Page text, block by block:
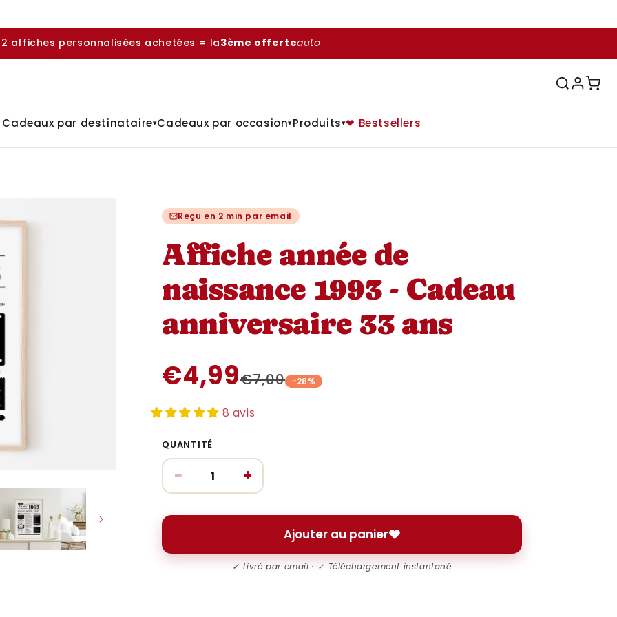
2 affiches personnalisées achetées = la3ème offerteauto
Cadeaux par destinataire▾Cadeaux par occasion▾Produits▾❤ Bestsellers
Reçu en 2 min par email
Affiche année de
naissance 1993 - Cadeau
anniversaire 33 ans
€4,99€7,00 -28%
8 avis
QUANTITÉ
− +
Ajouter au panier
✓ Livré par email · ✓ Téléchargement instantané